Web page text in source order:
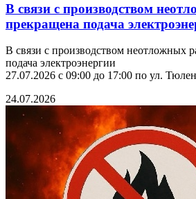
В связи с производством
прекращена подача
В связи с производством неотложных
подача электроэнергии
27.07.2026 с 09:00 до 17:00 по ул.
24.07.2026